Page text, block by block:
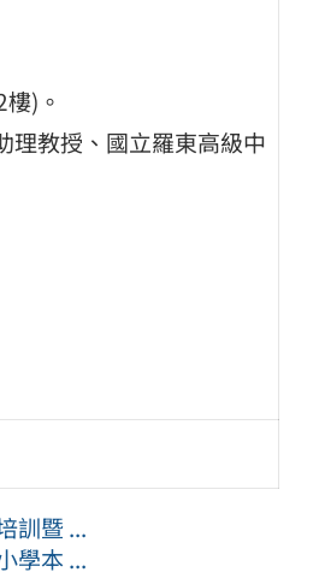
)。
理教授、國立羅東高級中
訓暨 ...
學本 ...